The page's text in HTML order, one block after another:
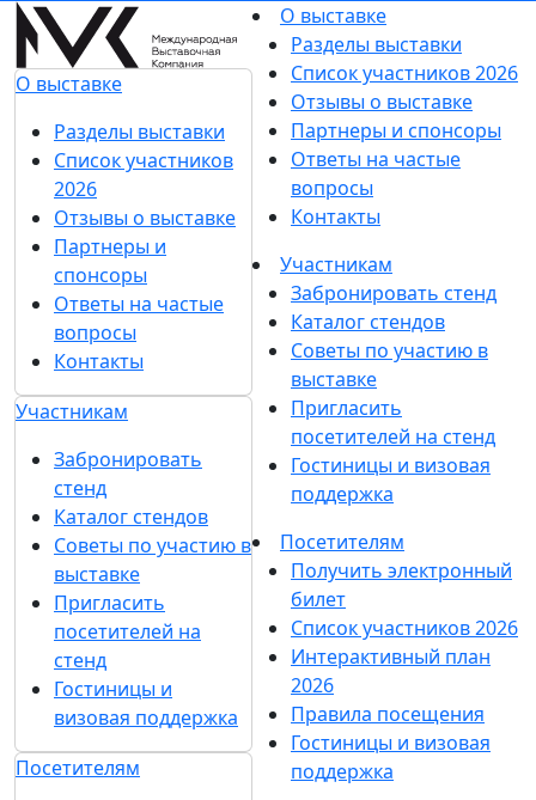
О выставке
Разделы выставки
Список участников
2026
Отзывы о выставке
Партнеры и
спонсоры
Ответы на частые
вопросы
Контакты
Участникам
Забронировать
стенд
Каталог стендов
Советы по участию в
выставке
Пригласить
посетителей на
стенд
Гостиницы и
визовая поддержка
Посетителям
О выставке
Разделы выставки
Список участников 2026
Отзывы о выставке
Партнеры и спонсоры
Ответы на частые
вопросы
Контакты
Участникам
Забронировать стенд
Каталог стендов
Советы по участию в
выставке
Пригласить
посетителей на стенд
Гостиницы и визовая
поддержка
Посетителям
Получить электронный
билет
Список участников 2026
Интерактивный план
2026
Правила посещения
Гостиницы и визовая
поддержка